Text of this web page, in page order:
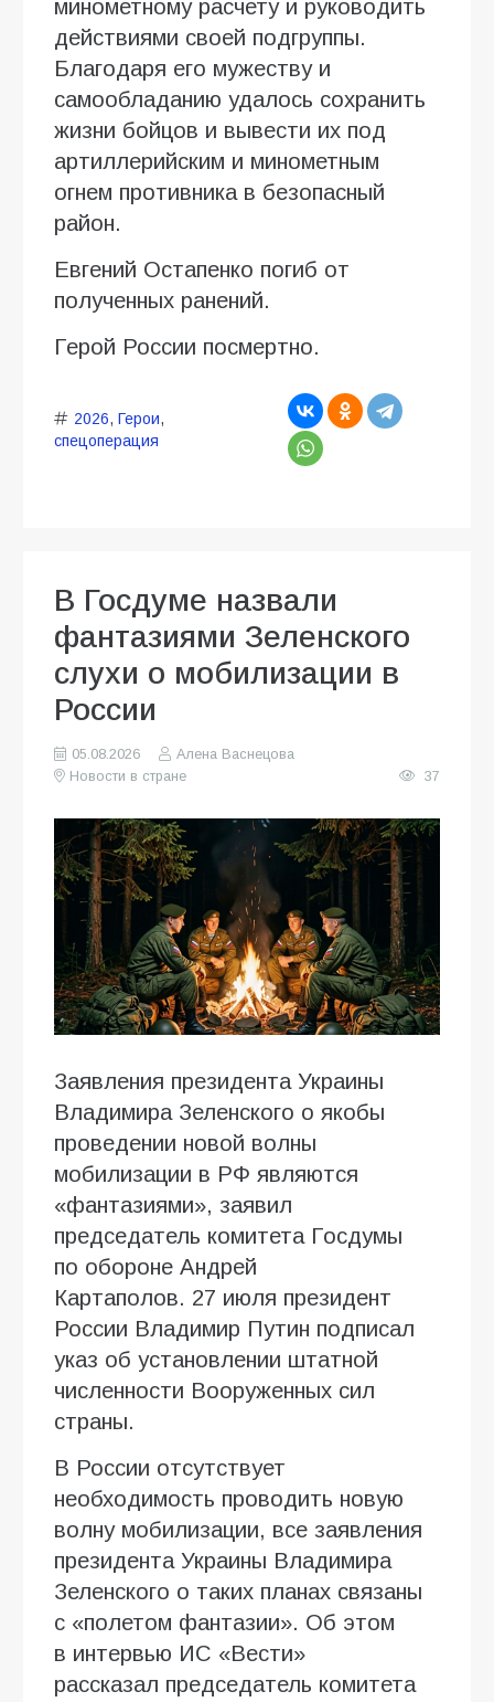
минометному расчету и руководить
действиями своей подгруппы.
Благодаря его мужеству и
самообладанию удалось сохранить
жизни бойцов и вывести их под
артиллерийским и минометным
огнем противника в безопасный
район.
Евгений Остапенко погиб от
полученных ранений.
Герой России посмертно.
2026, Герои,
спецоперация
В Госдуме назвали
фантазиями Зеленского
слухи о мобилизации в
России
05.08.2026
Алена Васнецова
Новости в стране
37
Заявления президента Украины
Владимира Зеленского о якобы
проведении новой волны
мобилизации в РФ являются
«фантазиями», заявил
председатель комитета Госдумы
по обороне Андрей
Картаполов. 27 июля президент
России Владимир Путин подписал
указ об установлении штатной
численности Вооруженных сил
страны.
В России отсутствует
необходимость проводить новую
волну мобилизации, все заявления
президента Украины Владимира
Зеленского о таких планах связаны
с «полетом фантазии». Об этом
в интервью ИC «Вести»
рассказал председатель комитета